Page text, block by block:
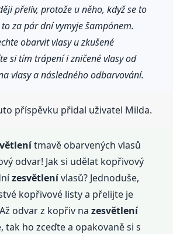
přeliv, protože u něho, když se to
za pár dní vymyje šampónem.
obarvit vlasy u zkušené
si tím trápení i zničené vlasy od
vlasy a následného odbarvování.
příspěvku přidal uživatel Milda.
tmavě obarvených vlasů
odvar! Jak si udělat kopřivový
zesvětlenívlasů? Jednoduše,
kopřivové listy a přelijte je
odvar z kopřiv nazesvětlení
tak ho zceďte a opakovaně si s